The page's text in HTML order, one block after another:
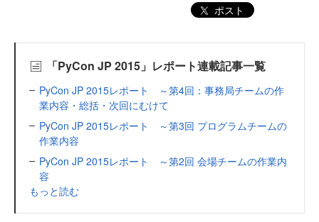
ポスト
「PyCon JP 2015」レポート連載記事一覧
PyCon JP 2015レポート ～第4回：事務局チームの作
業内容・総括・次回にむけて
PyCon JP 2015レポート ～第3回 プログラムチームの
作業内容
PyCon JP 2015レポート ～第2回 会場チームの作業内
容
もっと読む